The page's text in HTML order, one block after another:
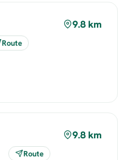
9.8 km
Route
9.8 km
Route